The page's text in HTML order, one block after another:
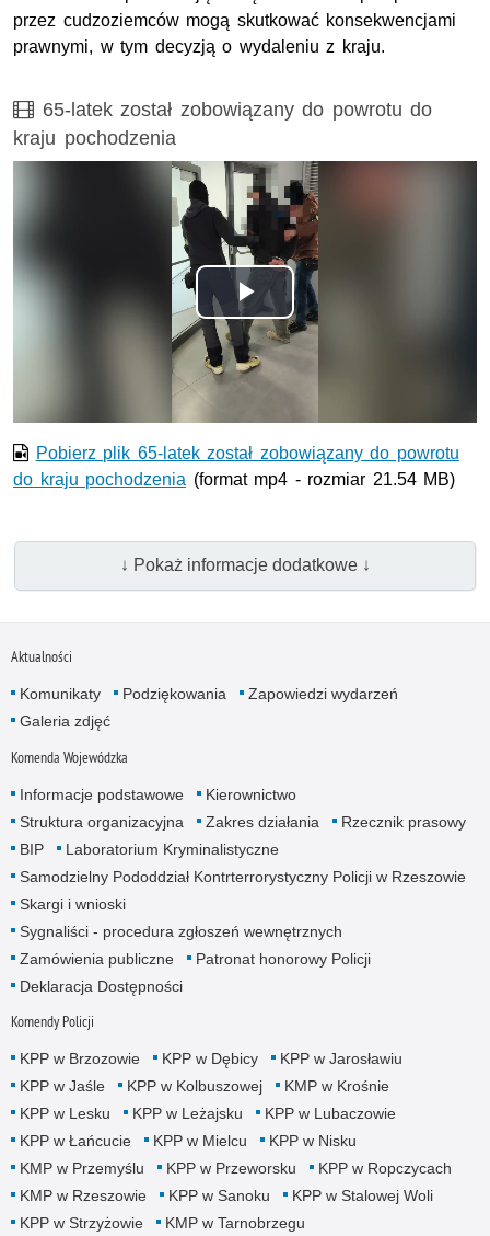
przez cudzoziemców mogą skutkować konsekwencjami
prawnymi, w tym decyzją o wydaleniu z kraju.
Film
65-latek został zobowiązany do powrotu do
kraju pochodzenia
Opis filmu: 65-latek został zobowiązany do powrotu do
Odtwórz
wideo
Pobierz plik 65-latek został zobowiązany do powrotu
do kraju pochodzenia (format mp4 - rozmiar 21.54 MB)
↓ Pokaż informacje dodatkowe ↓
Aktualności
Komunikaty Podziękowania
Zapowiedzi wydarzeń
Galeria zdjęć
Komenda Wojewódzka
Informacje podstawowe
Kierownictwo
Struktura organizacyjna
Zakres działania
Rzecznik prasowy
BIP
Laboratorium Kryminalistyczne
Samodzielny Pododdział Kontrterrorystyczny Policji w Rzeszowie
Skargi i wnioski
Sygnaliści - procedura zgłoszeń wewnętrznych
Zamówienia publiczne
Patronat honorowy Policji
Deklaracja Dostępności
Komendy Policji
KPP w Brzozowie KPP w Dębicy
KPP w Jarosławiu
KPP w Jaśle
KPP w Kolbuszowej
KMP w Krośnie
KPP w Lesku
KPP w Leżajsku
KPP w Lubaczowie
KPP w Łańcucie
KPP w Mielcu
KPP w Nisku
KMP w Przemyślu
KPP w Przeworsku
KPP w Ropczycach
KMP w Rzeszowie
KPP w Sanoku
KPP w Stalowej Woli
KPP w Strzyżowie
KMP w Tarnobrzegu